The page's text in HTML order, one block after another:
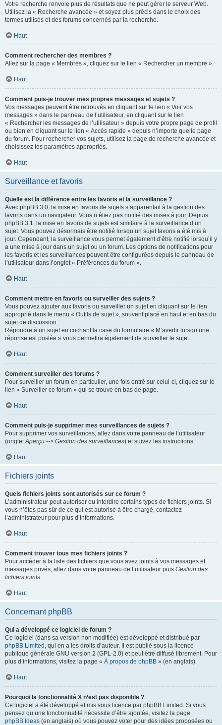
Votre recherche renvoie plus de résultats que ne peut gérer le serveur Web.
Utilisez la « Recherche avancée » et soyez plus précis dans le choix des
termes utilisés et des forums concernés par la recherche.
Haut
Comment rechercher des membres ?
Allez sur la page « Membres », cliquez sur le lien « Rechercher un membre ».
Haut
Comment puis-je trouver mes propres messages et sujets ?
Vos messages peuvent être retrouvés en cliquant sur le lien « Voir vos
messages » dans le panneau de l’utilisateur, en cliquant sur le lien
« Rechercher les messages de l’utilisateur » depuis votre propre page de profil
ou bien en cliquant sur le lien « Accès rapide » depuis n’importe quelle page
du forum. Pour rechercher vos sujets, utilisez la page de recherche avancée et
choisissez les paramètres appropriés.
Haut
Surveillance et favoris
Quelle est la différence entre les favoris et la surveillance ?
Avec phpBB 3.0, la mise en favoris de sujets s’apparentait à la gestion des
favoris dans un navigateur. Vous n’étiez pas notifié des mises à jour. Depuis
phpBB 3.1, la mise en favoris de sujets est similaire à la surveillance d’un
sujet. Vous pouvez désormais être notifié lorsqu’un sujet favoris a été mis à
jour. Cependant, la surveillance vous permet également d’être notifié lorsqu’il y
a une mise à jour dans un sujet ou un forum. Les options de notifications pour
les favoris et les surveillances peuvent être configurées depuis le panneau de
l’utilisateur dans l’onglet « Préférences du forum ».
Haut
Comment mettre en favoris ou surveiller des sujets ?
Vous pouvez ajouter aux favoris ou surveiller un sujet en cliquant sur le lien
approprié dans le menu « Outils de sujet », souvent placé en haut et en bas du
sujet de discussion.
Répondre à un sujet en cochant la case du formulaire « M’avertir lorsqu’une
réponse est postée » vous permettra également de surveiller le sujet.
Haut
Comment surveiller des forums ?
Pour surveiller un forum en particulier, une fois entré sur celui-ci, cliquez sur le
lien « Surveiller ce forum » qui se trouve en bas de page.
Haut
Comment puis-je supprimer mes surveillances de sujets ?
Pour supprimer vos surveillances, allez dans votre panneau de l’utilisateur
(ongletAperçu --> Gestion des surveillances) et suivez les instructions.
Haut
Fichiers joints
Quels fichiers joints sont autorisés sur ce forum ?
L’administrateur peut autoriser ou interdire certains types de fichiers joints. Si
vous n’êtes pas sûr de ce qui est autorisé à être chargé, contactez
l’administrateur pour plus d’informations.
Haut
Comment trouver tous mes fichiers joints ?
Pour accéder à la liste des fichiers que vous avez joints à vos messages et
messages privés, allez dans votre panneau de l’utilisateur puis Gestion des
fichiers joints.
Haut
Concernant phpBB
Qui a développé ce logiciel de forum ?
Ce logiciel (dans sa version non modifiée) est développé et distribué par
phpBB Limited , qui en a les droits d’auteur. Il est publié sous la licence
publique générale GNU version 2 (GPL-2.0) et peut être diffusé librement. Pour
plus d’informations, visitez la page « À propos de phpBB » (en anglais).
Haut
Pourquoi la fonctionnalité X n’est pas disponible ?
Ce logiciel a été développé et mis sous licence par phpBB Limited. Si vous
pensez qu’une fonctionnalité nécessite d’être ajoutée, visitez la page
phpBB Ideas (en anglais) où vous pouvez voter pour des idées proposées ou